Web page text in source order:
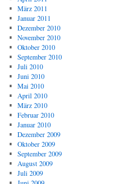
März 2011
Januar 2011
Dezember 2010
November 2010
Oktober 2010
September 2010
Juli 2010
Juni 2010
Mai 2010
April 2010
März 2010
Februar 2010
Januar 2010
Dezember 2009
Oktober 2009
September 2009
August 2009
Juli 2009